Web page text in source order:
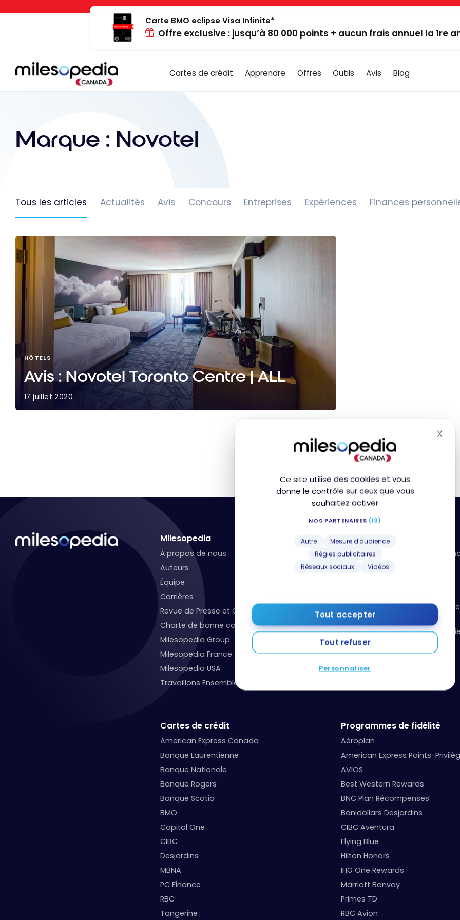
Panneau de gestion des cookies
Ce site utilise des cookies et vous
donne le contrôle sur ceux que vous
souhaitez activer
NOS PARTENAIRES (13)
Autre
Mesure d'audience
Régies publicitaires
Réseaux sociaux
Vidéos
Tout accepter
Tout refuser
Personnaliser
X
Carte BMO eclipse Visa Infinite*
Offre exclusive : jusqu’à 80 000 points + aucun frais annuel la 1re
Cartes de crédit Apprendre Offres Outils Avis Blog
Marque : Novotel
Tous les articles Actualités Avis Concours Entreprises Expériences Finances
HÔTELS
Avis : Novotel Toronto Centre | ALL
17 juillet 2020
Milesopedia
À propos de nous
Auteurs
Équipe
Carrières
Revue de Presse et Communiqués
Charte de bonne conduite générale
Milesopedia Group
Milesopedia France
Milesopedia USA
Travaillons Ensemble!
Ressources utiles
Boîte à outils: organisez vos
points
Recevez notre infolettre chaque
semaine !
Podcast Milesopedia – La
Points
Vidéos de formation
Boutique Amazon
Cartes de crédit
American Express Canada
Banque Laurentienne
Banque Nationale
Banque Rogers
Banque Scotia
BMO
Capital One
CIBC
Desjardins
MBNA
PC Finance
RBC
Tangerine
Programmes de fidélité
Aéroplan
American Express Points-
AVIOS
Best Western Rewards
BNC Plan Récompenses
Bonidollars Desjardins
CIBC Aventura
Flying Blue
Hilton Honors
IHG One Rewards
Marriott Bonvoy
Primes TD
RBC Avion